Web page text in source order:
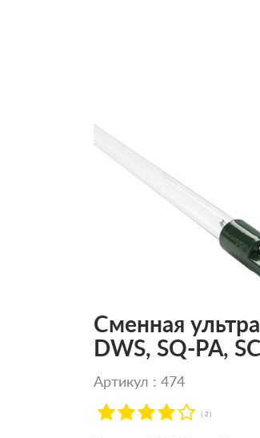
Сменная
DWS, SQ-PA,
Артикул : 474
( 2 )